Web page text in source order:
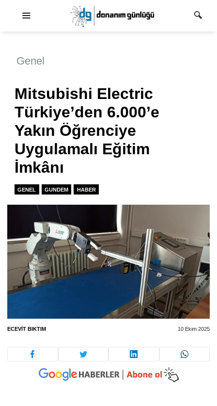
Genel
Mitsubishi Electric
Türkiye’den 6.000’e
Yakın Öğrenciye
Uygulamalı Eğitim
İmkânı
GENEL GUNDEM HABER
ECEVIT BIKTIM 10 Ekim 2025